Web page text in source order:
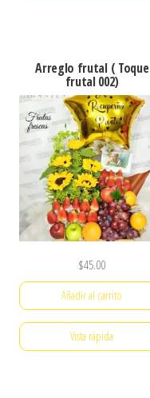
Arreglo frutal ( Toque
frutal 002)
$45.00
Añadir al carrito
Vista rápida